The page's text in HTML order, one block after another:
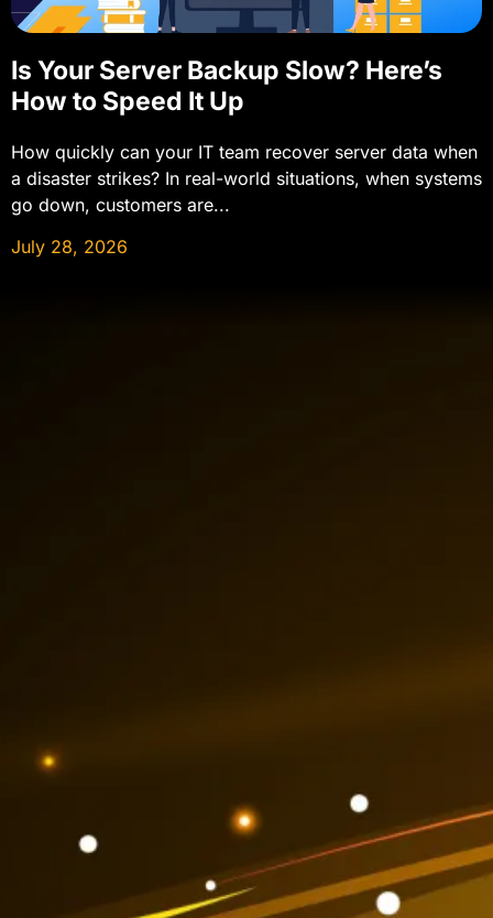
Is Your Server Backup Slow? Here’s
How to Speed It Up
How quickly can your IT team recover server data when
a disaster strikes? In real-world situations, when systems
go down, customers are...
July 28, 2026